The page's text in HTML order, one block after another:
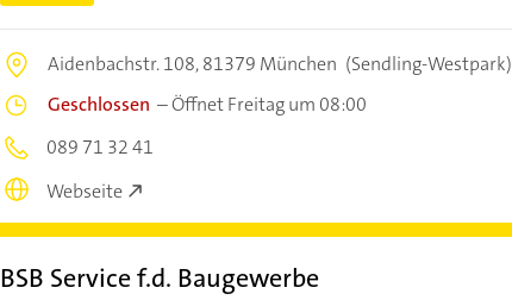
Aidenbachstr. 108,81379 München (Sendling-Westpark)
Geschlossen –Öffnet Freitag um 08:00
089 71 32 41
Webseite
BSB Service f.d. Baugewerbe